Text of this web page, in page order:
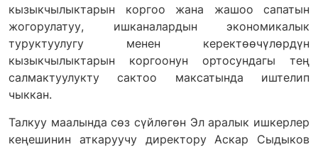
кызыкчылыктарын коргоо жана жашоо сапатын
жогорулатуу, ишканалардын экономикалык
туруктуулугу менен керектөөчүлөрдүн
кызыкчылыктарын коргоонун ортосундагы тең
салмактуулукту сактоо максатында иштелип
чыккан.
Талкуу маалында сөз сүйлөгөн Эл аралык ишкерлер
кеңешинин аткаруучу директору Аскар Сыдыков